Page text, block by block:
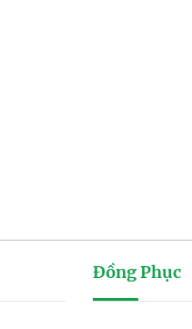
Đồng Phục